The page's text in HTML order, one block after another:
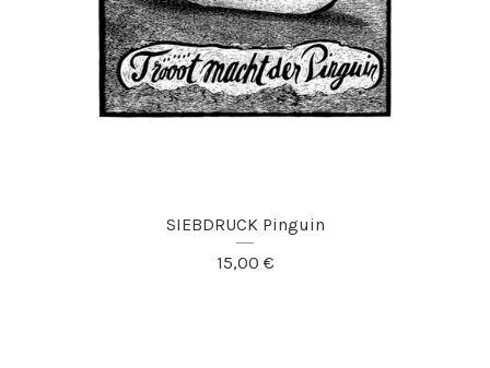
SIEBDRUCK Pinguin
15,00 €